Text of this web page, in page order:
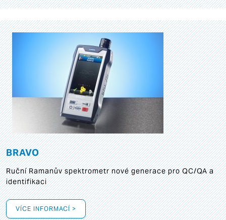
BRAVO
Ruční Ramanův spektrometr nové generace pro QC/QA a
identifikaci
VÍCE INFORMACÍ >